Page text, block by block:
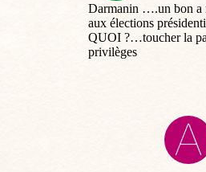
Darmanin ….un bon
aux élections
QUOI ?…toucher la
privilèges